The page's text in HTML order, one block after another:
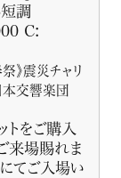
調
C:
》震災チャリ
本交響楽団
トをご購入
来場賜れま
にてご入場い